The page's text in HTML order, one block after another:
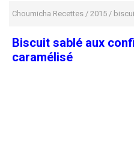
Choumicha Recettes / 2015 /
Biscuit sablé aux
caramélisé